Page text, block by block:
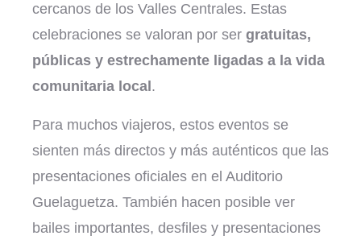
cercanos de los Valles Centrales. Estas
celebraciones se valoran por ser gratuitas,
públicas y estrechamente ligadas a la vida
comunitaria local .
Para muchos viajeros, estos eventos se
sienten más directos y más auténticos que las
presentaciones oficiales en el Auditorio
Guelaguetza. También hacen posible ver
bailes importantes, desfiles y presentaciones